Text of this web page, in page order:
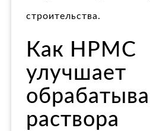
строительства.
Как HPMC
улучшает
раствора